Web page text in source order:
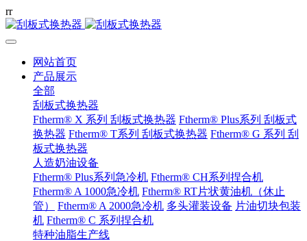
rr
网站首页
产品展示
全部
刮板式换热器
Ftherm® X 系列 刮板式换热器 Ftherm® Plus系列 刮板式
换热器 Ftherm® T系列 刮板式换热器 Ftherm® G 系列 刮
板式换热器
人造奶油设备
Ftherm® Plus系列急冷机 Ftherm® CH系列捏合机
Ftherm® A 1000急冷机 Ftherm® RT片状黄油机（休止
管）
Ftherm® A 2000急冷机 多头灌装设备 片油切块包装
机 Ftherm® C 系列捏合机
特种油脂生产线